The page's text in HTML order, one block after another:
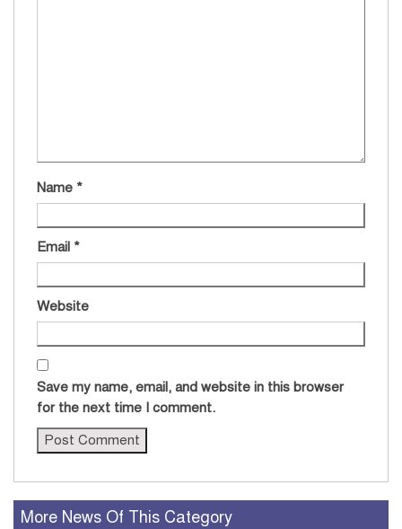
Name *
Email *
Website
Save my name, email, and website in this browser
for the next time I comment.
More News Of This Category